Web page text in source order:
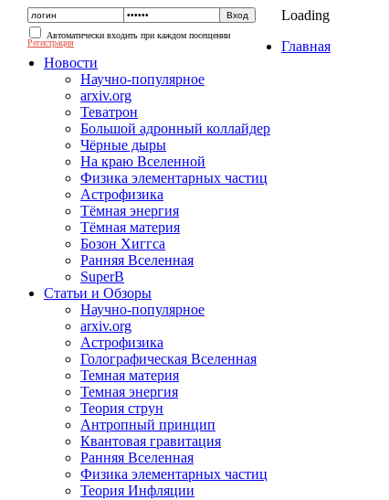
Автоматически входить при каждом посещении
Регистрация
Loading
Главная
Новости
Научно-популярное
arxiv.org
Теватрон
Большой адронный коллайдер
Чёрные дыры
На краю Вселенной
Физика элементарных частиц
Астрофизика
Тёмная энергия
Тёмная материя
Бозон Хиггса
Ранняя Вселенная
SuperB
Статьи и Обзоры
Научно-популярное
arxiv.org
Астрофизика
Голографическая Вселенная
Темная материя
Темная энергия
Теория струн
Антропный принцип
Квантовая гравитация
Ранняя Вселенная
Физика элементарных частиц
Теория Инфляции